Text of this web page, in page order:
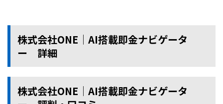
株式会社ONE│AI搭載即金ナビゲータ
ー 詳細
株式会社ONE│AI搭載即金ナビゲータ